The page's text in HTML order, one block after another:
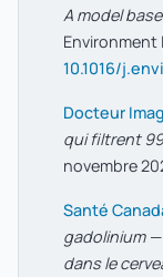
A model
Environment
10.1016/
Docteur
qui filtrent
novembre
Santé
gadolinium
dans le